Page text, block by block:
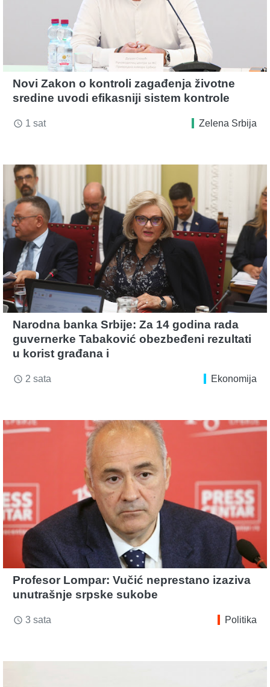
Novi Zakon o kontroli zagađenja životne
sredine uvodi efikasniji sistem kontrole
access_time 1 sat Zelena Srbija
Narodna banka Srbije: Za 14 godina rada
guvernerke Tabaković obezbeđeni rezultati
u korist građana i
access_time 2 sata Ekonomija
Profesor Lompar: Vučić neprestano izaziva
unutrašnje srpske sukobe
access_time 3 sata Politika